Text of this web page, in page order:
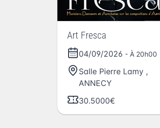
Art Fresca
04/09/2026 - À 20h00
Salle Pierre Lamy ,
ANNECY
30.5000€